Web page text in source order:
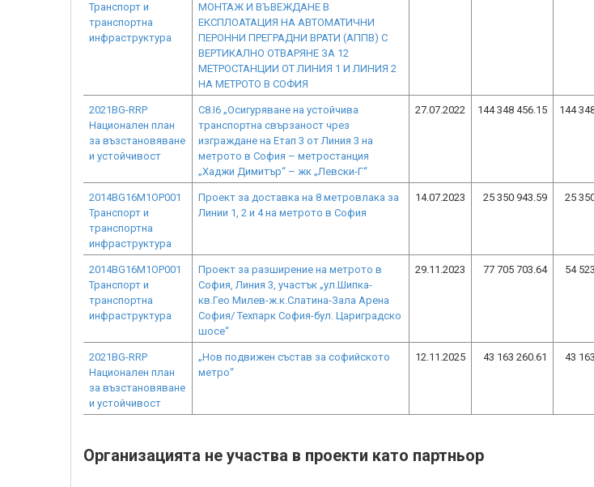
Транспорт и
транспортна
инфраструктура
МОНТАЖ И ВЪВЕЖДАНЕ В
ЕКСПЛОАТАЦИЯ НА АВТОМАТИЧНИ
ПЕРОННИ ПРЕГРАДНИ ВРАТИ (АППВ) С
ВЕРТИКАЛНО ОТВАРЯНЕ ЗА 12
МЕТРОСТАНЦИИ ОТ ЛИНИЯ 1 И ЛИНИЯ 2
НА МЕТРОТО В СОФИЯ
2021BG-RRP
Национален план
за възстановяване
и устойчивост
C8.I6 „Осигуряване на устойчива
транспортна свързаност чрез
изграждане на Етап 3 от Линия 3 на
метрото в София – метростанция
„Хаджи Димитър“ – жк „Левски-Г“
27.07.2022 144 348 456.15 144
2014BG16M1OP001
Транспорт и
транспортна
инфраструктура
Проект за доставка на 8 метровлака за
Линии 1, 2 и 4 на метрото в София
14.07.2023 25 350 943.59 25
2014BG16M1OP001
Транспорт и
транспортна
инфраструктура
Проект за разширение на метрото в
София, Линия 3, участък „ул.Шипка-
кв.Гео Милев-ж.к.Слатина-Зала Арена
София/ Техпарк София-бул. Цариградско
шосе“
29.11.2023 77 705 703.64 54
2021BG-RRP
Национален план
за възстановяване
и устойчивост
„Нов подвижен състав за софийското
метро“
12.11.2025 43 163 260.61 43
Организацията не участва в проекти като партньор